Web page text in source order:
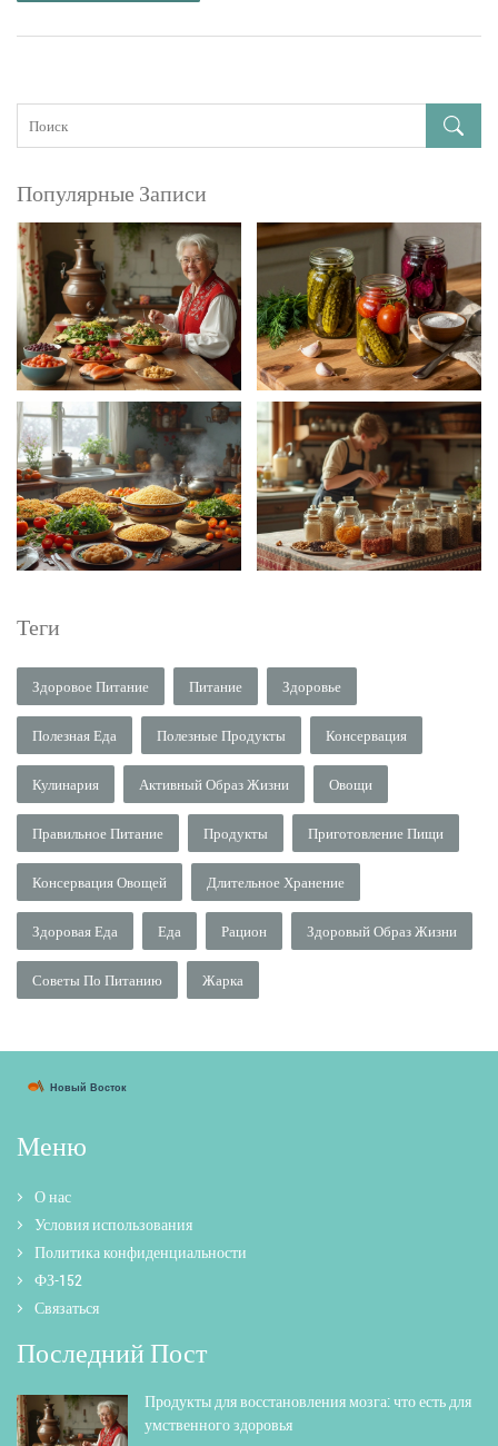
Популярные Записи
Теги
Здоровое Питание Питание Здоровье
Полезная Еда Полезные Продукты Консервация
Кулинария Активный Образ Жизни Овощи
Правильное Питание Продукты Приготовление Пищи
Консервация Овощей Длительное Хранение
Здоровая Еда Еда Рацион Здоровый Образ Жизни
Советы По Питанию Жарка
Меню
О нас
Условия использования
Политика конфиденциальности
ФЗ-152
Связаться
Последний Пост
Продукты для восстановления мозга: что есть для
умственного здоровья